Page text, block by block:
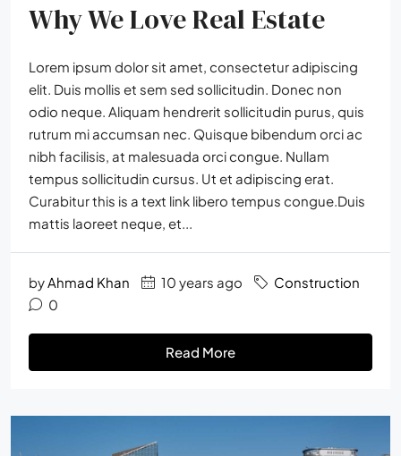
Why We Love Real Estate
Lorem ipsum dolor sit amet, consectetur adipiscing
elit. Duis mollis et sem sed sollicitudin. Donec non
odio neque. Aliquam hendrerit sollicitudin purus, quis
rutrum mi accumsan nec. Quisque bibendum orci ac
nibh facilisis, at malesuada orci congue. Nullam
tempus sollicitudin cursus. Ut et adipiscing erat.
Curabitur this is a text link libero tempus congue.Duis
mattis laoreet neque, et...
byAhmad Khan 10 years ago
Construction
0
Read More